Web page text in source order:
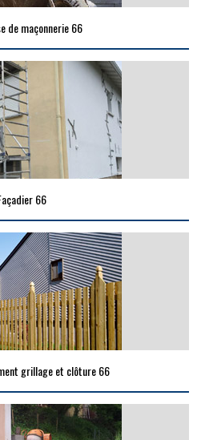
de maçonnerie 66
66
grillage et clôture 66